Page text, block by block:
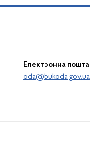
Електронна пошта
oda@bukoda.gov.ua